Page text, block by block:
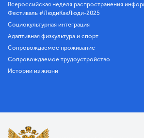
Всероссийская неделя распространения
Фестиваль #ЛюдиКакЛюди-2025
Социокультурная интеграция
Адаптивная физкультура и спорт
Сопровождаемое проживание
Сопровождаемое трудоустройство
Истории из жизни